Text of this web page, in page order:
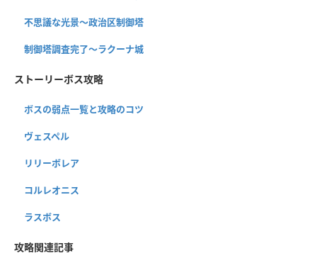
不思議な光景〜政治区制御塔
制御塔調査完了〜ラクーナ城
ストーリーボス攻略
ボスの弱点一覧と攻略のコツ
ヴェスペル
リリーボレア
コルレオニス
ラスボス
攻略関連記事